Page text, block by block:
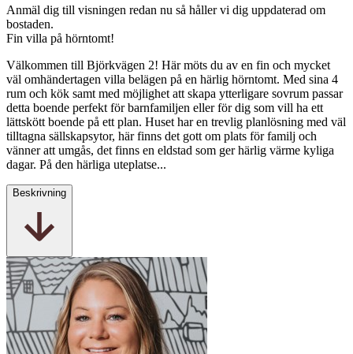
Anmäl dig till visningen redan nu så håller vi dig uppdaterad om
bostaden.
Fin villa på hörntomt!
Välkommen till Björkvägen 2! Här möts du av en fin och mycket
väl omhändertagen villa belägen på en härlig hörntomt. Med sina 4
rum och kök samt med möjlighet att skapa ytterligare sovrum passar
detta boende perfekt för barnfamiljen eller för dig som vill ha ett
lättskött boende på ett plan. Huset har en trevlig planlösning med väl
tilltagna sällskapsytor, här finns det gott om plats för familj och
vänner att umgås, det finns en eldstad som ger härlig värme kyliga
dagar. På den härliga uteplatse...
Beskrivning